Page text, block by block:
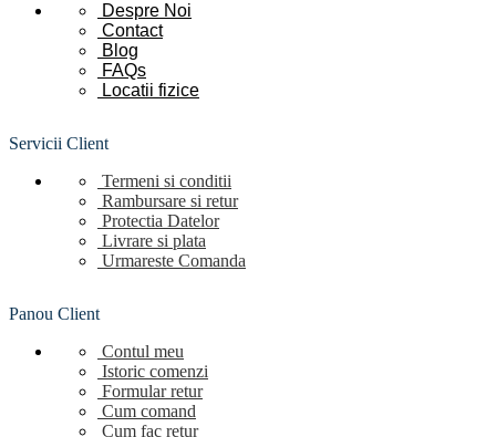
Despre Noi
Contact
Blog
FAQs
Locatii fizice
Servicii Client
Termeni si conditii
Rambursare si retur
Protectia Datelor
Livrare si plata
Urmareste Comanda
Panou Client
Contul meu
Istoric comenzi
Formular retur
Cum comand
Cum fac retur